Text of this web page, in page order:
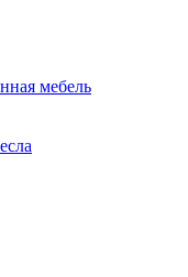
мебель